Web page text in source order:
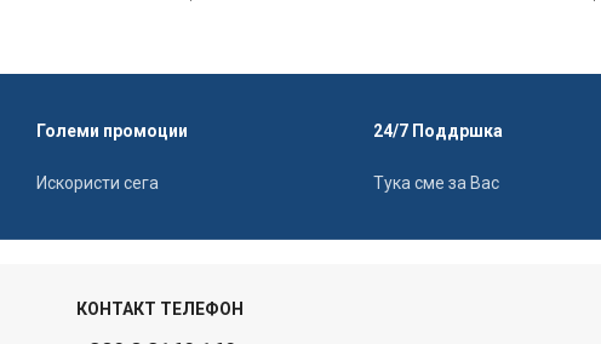
Големи промоции
Искористи сега
24/7 Поддршка
Тука сме за Вас
КОНТАКТ ТЕЛЕФОН